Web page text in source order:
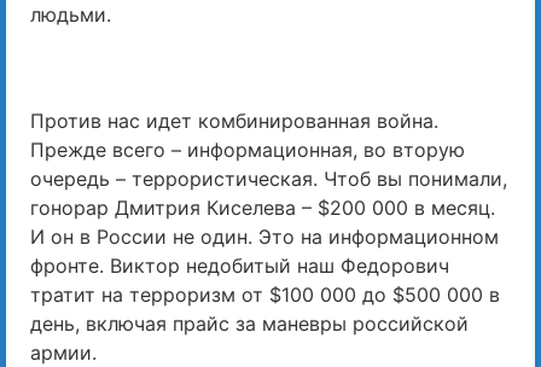
людьми.
Против нас идет комбинированная война.
Прежде всего – информационная, во вторую
очередь – террористическая. Чтоб вы понимали,
гонорар Дмитрия Киселева – $200 000 в месяц.
И он в России не один. Это на информационном
фронте. Виктор недобитый наш Федорович
тратит на терроризм от $100 000 до $500 000 в
день, включая прайс за маневры российской
армии.